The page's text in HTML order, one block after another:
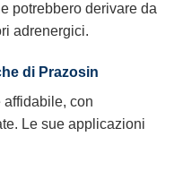
potrebbero derivare da
adrenergici.
di Prazosin
affidabile, con
Le sue applicazioni